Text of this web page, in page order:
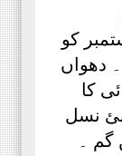
کو
دھواں
کا
نسل
گم ۔